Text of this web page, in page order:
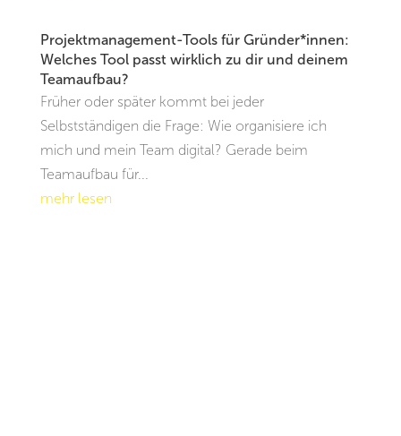
Projektmanagement-Tools für Gründer*innen:
Welches Tool passt wirklich zu dir und deinem
Teamaufbau?
Früher oder später kommt bei jeder
Selbstständigen die Frage: Wie organisiere ich
mich und mein Team digital? Gerade beim
Teamaufbau für...
mehr lesen